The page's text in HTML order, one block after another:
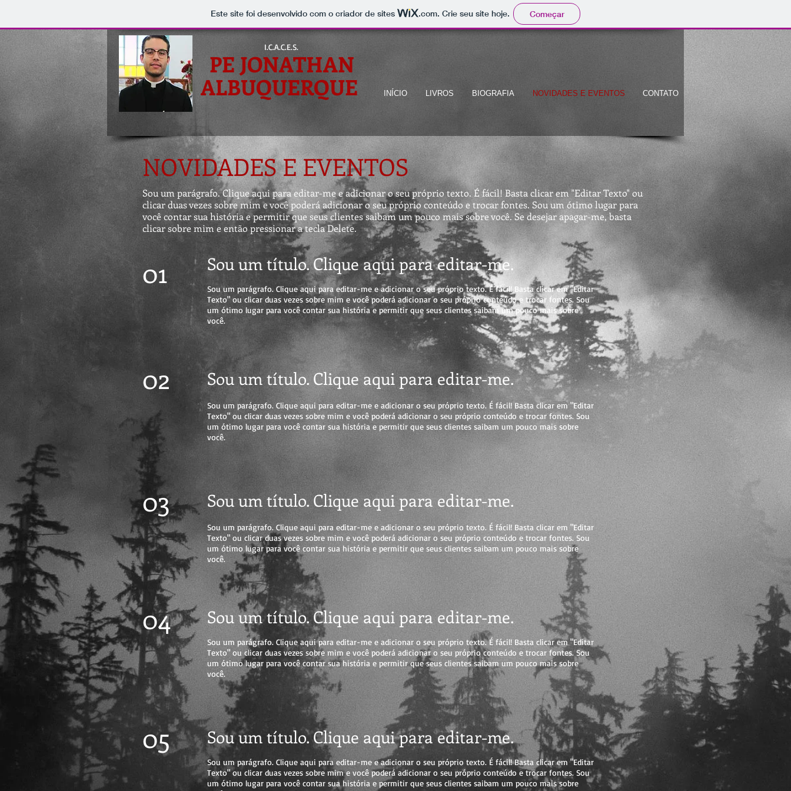
Este site foi desenvolvido com o criador de sites .com. Crie seu site hoje. Começar
I.C.A.C.E.S.
INÍCIO LIVROS BIOGRAFIA NOVIDADES E EVENTOS CONTATO
PE JONATHAN
ALBUQUERQUE
NOVIDADES E EVENTOS
Sou um parágrafo. Clique aqui para editar-me e adicionar o seu próprio texto. É fácil! Basta clicar em "Editar Texto" ou
clicar duas vezes sobre mim e você poderá adicionar o seu próprio conteúdo e trocar fontes. Sou um ótimo lugar para
você contar sua história e permitir que seus clientes saibam um pouco mais sobre você. Se desejar apagar-me, basta
clicar sobre mim e então pressionar a tecla Delete.
Sou um título. Clique aqui para editar-me.
Sou um parágrafo. Clique aqui para editar-me e adicionar o seu próprio texto. É fácil! Basta clicar em "Editar
Texto" ou clicar duas vezes sobre mim e você poderá adicionar o seu próprio conteúdo e trocar fontes. Sou
um ótimo lugar para você contar sua história e permitir que seus clientes saibam um pouco mais sobre
você.
Sou um título. Clique aqui para editar-me.
Sou um parágrafo. Clique aqui para editar-me e adicionar o seu próprio texto. É fácil! Basta clicar em "Editar
Texto" ou clicar duas vezes sobre mim e você poderá adicionar o seu próprio conteúdo e trocar fontes. Sou
um ótimo lugar para você contar sua história e permitir que seus clientes saibam um pouco mais sobre
você.
Sou um título. Clique aqui para editar-me.
Sou um parágrafo. Clique aqui para editar-me e adicionar o seu próprio texto. É fácil! Basta clicar em "Editar
Texto" ou clicar duas vezes sobre mim e você poderá adicionar o seu próprio conteúdo e trocar fontes. Sou
um ótimo lugar para você contar sua história e permitir que seus clientes saibam um pouco mais sobre
você.
01
02
03
Sou um título. Clique aqui para editar-me.
Sou um parágrafo. Clique aqui para editar-me e adicionar o seu próprio texto. É fácil! Basta clicar em "Editar
Texto" ou clicar duas vezes sobre mim e você poderá adicionar o seu próprio conteúdo e trocar fontes. Sou
um ótimo lugar para você contar sua história e permitir que seus clientes saibam um pouco mais sobre
você.
04
Sou um título. Clique aqui para editar-me.
Sou um parágrafo. Clique aqui para editar-me e adicionar o seu próprio texto. É fácil! Basta clicar em "Editar
Texto" ou clicar duas vezes sobre mim e você poderá adicionar o seu próprio conteúdo e trocar fontes. Sou
um ótimo lugar para você contar sua história e permitir que seus clientes saibam um pouco mais sobre
05